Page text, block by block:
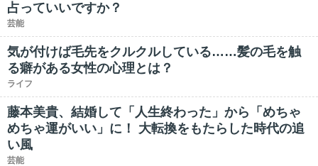
占っていいですか？
芸能
気が付けば毛先をクルクルしている……髪の毛を触
る癖がある女性の心理とは？
ライフ
藤本美貴、結婚して「人生終わった」から「めちゃ
めちゃ運がいい」に！ 大転換をもたらした時代の追
い風
芸能